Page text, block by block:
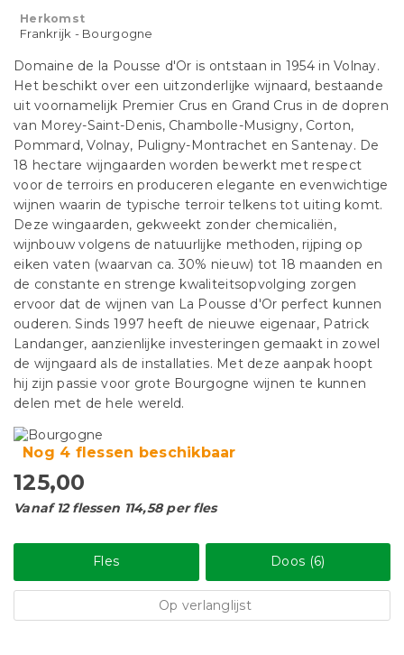
Herkomst
Frankrijk - Bourgogne
Domaine de la Pousse d'Or is ontstaan in 1954 in Volnay.
Het beschikt over een uitzonderlijke wijnaard, bestaande
uit voornamelijk Premier Crus en Grand Crus in de dopren
van Morey-Saint-Denis, Chambolle-Musigny, Corton,
Pommard, Volnay, Puligny-Montrachet en Santenay. De
18 hectare wijngaarden worden bewerkt met respect
voor de terroirs en produceren elegante en evenwichtige
wijnen waarin de typische terroir telkens tot uiting komt.
Deze wingaarden, gekweekt zonder chemicaliën,
wijnbouw volgens de natuurlijke methoden, rijping op
eiken vaten (waarvan ca. 30% nieuw) tot 18 maanden en
de constante en strenge kwaliteitsopvolging zorgen
ervoor dat de wijnen van La Pousse d'Or perfect kunnen
ouderen. Sinds 1997 heeft de nieuwe eigenaar, Patrick
Landanger, aanzienlijke investeringen gemaakt in zowel
de wijngaard als de installaties. Met deze aanpak hoopt
hij zijn passie voor grote Bourgogne wijnen te kunnen
delen met de hele wereld.
Nog 4 flessen beschikbaar
125,00
Vanaf 12 flessen 114,58 per fles
Fles Doos (6)
Op verlanglijst